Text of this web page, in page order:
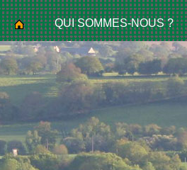
QUI SOMMES-NOUS ?